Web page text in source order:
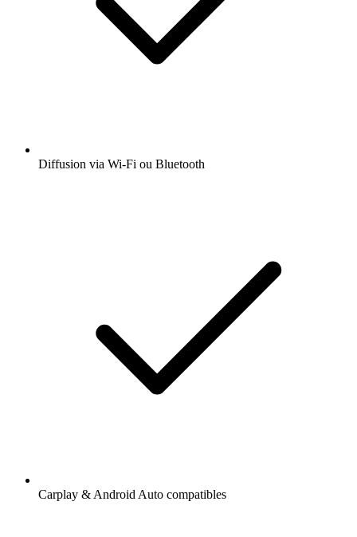
Diffusion via Wi-Fi ou Bluetooth
Carplay & Android Auto compatibles